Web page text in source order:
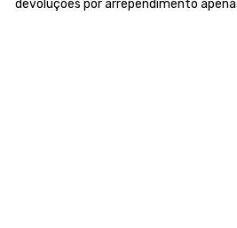
devoluções por arrependimento